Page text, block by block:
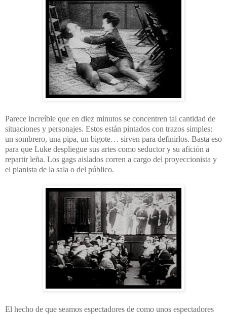
Parece increíble que en diez minutos se concentren tal cantidad de
situaciones y personajes. Estos están pintados con trazos simples:
un sombrero, una pipa, un bigote… sirven para definirlos. Basta eso
para que Luke despliegue sus artes como seductor y su afición a
repartir leña. Los gags aislados corren a cargo del proyeccionista y
el pianista de la sala o del público.
El hecho de que seamos espectadores de como unos espectadores